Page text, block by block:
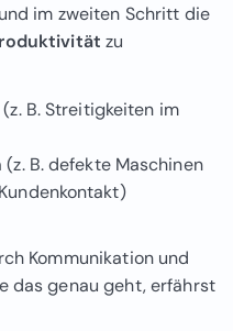
im zweiten Schritt die
zu
(z. B. Streitigkeiten im
(z. B. defekte Maschinen
Kommunikation und
das genau geht, erfährst